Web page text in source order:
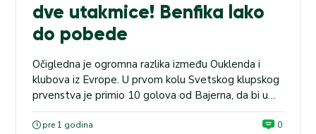
dve utakmice! Benfika lako
do pobede
Očigledna je ogromna razlika između Ouklenda i
klubova iz Evrope. U prvom kolu Svetskog klupskog
prvenstva je primio 10 golova od Bajerna, da bi u
drugom šest puta vadio loptu iz mreže protiv
Benfike – 6:0 (1:0). SVETSKO PRVENSTVO ZA
pre 1 godina 0